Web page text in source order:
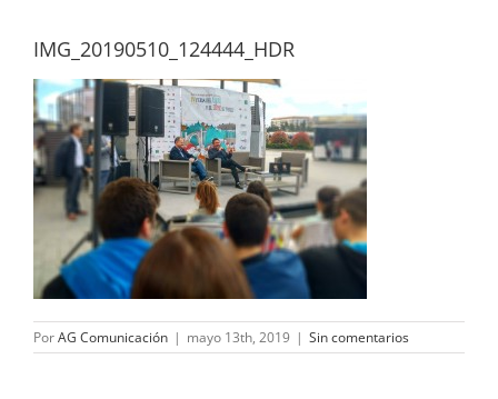
IMG_20190510_124444_HDR
PorAG Comunicación | mayo 13th, 2019 | Sin comentarios